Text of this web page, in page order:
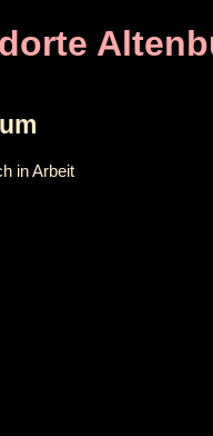
in Arbeit